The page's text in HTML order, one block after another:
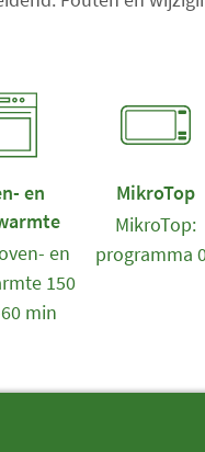
en
en
150
min
MikroTop
MikroTop:
programma